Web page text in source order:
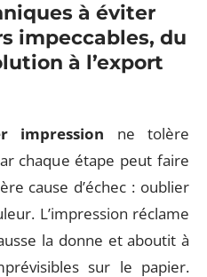
à éviter
impeccables, du
à l’export
impression ne tolère
chaque étape peut faire
cause d’échec : oublier
L’impression réclame
la donne et aboutit à
sur le papier.